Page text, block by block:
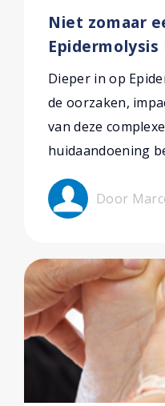
Niet zomaar
Epidermolysis
Dieper in op
de oorzaken,
van deze
huidaandoening
Door